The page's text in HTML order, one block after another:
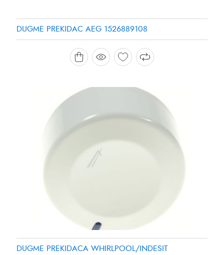
DUGME PREKIDAC AEG 1526889108
DUGME PREKIDACA WHIRLPOOL/INDESIT